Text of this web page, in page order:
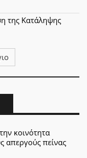
της Κατάληψης
κοινότητα
απεργούς πείνας